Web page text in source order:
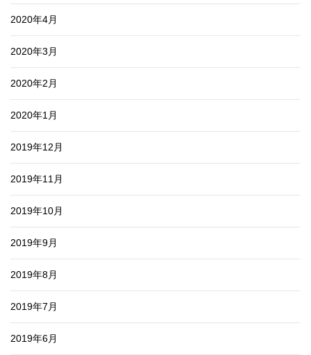
2020年4月
2020年3月
2020年2月
2020年1月
2019年12月
2019年11月
2019年10月
2019年9月
2019年8月
2019年7月
2019年6月